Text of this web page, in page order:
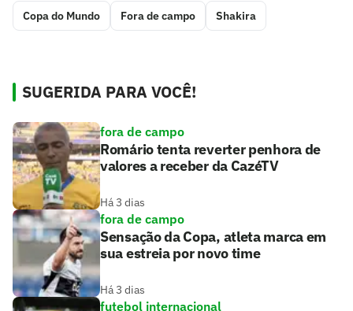
Copa do Mundo Fora de campo Shakira
SUGERIDA PARA VOCÊ!
fora de campo
Romário tenta reverter penhora de
valores a receber da CazéTV
Há 3 dias
fora de campo
Sensação da Copa, atleta marca em
sua estreia por novo time
Há 3 dias
futebol internacional